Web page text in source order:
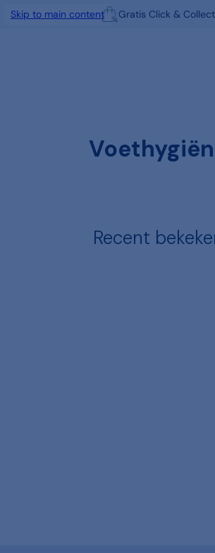
Skip to main content Gratis Click & Collect
Recent